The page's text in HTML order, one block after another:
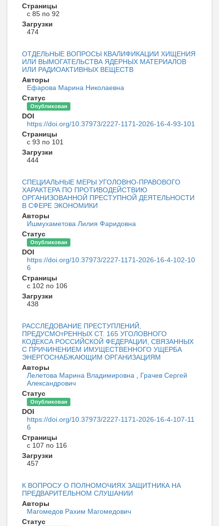
Страницы
с 85 по 92
Загрузки
474
ОТДЕЛЬНЫЕ ВОПРОСЫ КВАЛИФИКАЦИИ ХИЩЕНИЯ
ИЛИ ВЫМОГАТЕЛЬСТВА ЯДЕРНЫХ МАТЕРИАЛОВ
ИЛИ РАДИОАКТИВНЫХ ВЕЩЕСТВ
Авторы
Ефарова Марина Николаевна
Статус
Опубликован
DOI
https://doi.org/10.37973/2227-1171-2026-16-4-93-101
Страницы
с 93 по 101
Загрузки
444
СПЕЦИАЛЬНЫЕ МЕРЫ УГОЛОВНО-ПРАВОВОГО
ХАРАКТЕРА ПО ПРОТИВОДЕЙСТВИЮ
ОРГАНИЗОВАННОЙ ПРЕСТУПНОЙ ДЕЯТЕЛЬНОСТИ
В СФЕРЕ ЭКОНОМИКИ
Авторы
Ишмухаметова Лилия Фаридовна
Статус
Опубликован
DOI
https://doi.org/10.37973/2227-1171-2026-16-4-102-10
6
Страницы
с 102 по 106
Загрузки
438
РАССЛЕДОВАНИЕ ПРЕСТУПЛЕНИЙ,
ПРЕДУСМОтРЕННЫХ СТ. 165 УГОЛОВНОГО
КОДЕКСА РОССИЙСКОЙ ФЕДЕРАЦИИ, СВЯЗАННЫХ
С ПРИЧИНЕНИЕМ ИМУЩЕСТВЕННОГО УЩЕРБА
ЭНЕРГОСНАБЖАЮЩИМ ОРГАНИЗАЦИЯМ
Авторы
Лелетова Марина Владимировна
Грачев Сергей
Александрович
Статус
Опубликован
DOI
https://doi.org/10.37973/2227-1171-2026-16-4-107-11
6
Страницы
с 107 по 116
Загрузки
457
К ВОПРОСУ О ПОЛНОМОЧИЯХ ЗАЩИТНИКА НА
ПРЕДВАРИТЕЛЬНОМ СЛУШАНИИ
Авторы
Магомедов Рахим Магомедович
Статус